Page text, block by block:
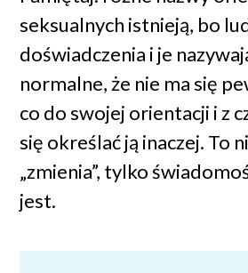
seksualnych istnieją, bo
doświadczenia i je
normalne, że nie ma się
co do swojej orientacji i z
się określać ją inaczej. To
„zmienia”, tylko
jest.